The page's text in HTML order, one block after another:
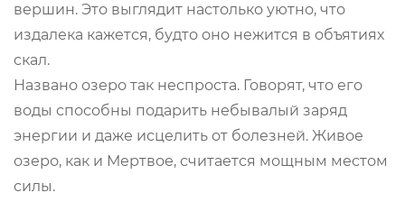
вершин. Это выглядит настолько уютно, что
издалека кажется, будто оно нежится в объятиях
скал.
Названо озеро так неспроста. Говорят, что его
воды способны подарить небывалый заряд
энергии и даже исцелить от болезней. Живое
озеро, как и Мертвое, считается мощным местом
силы.